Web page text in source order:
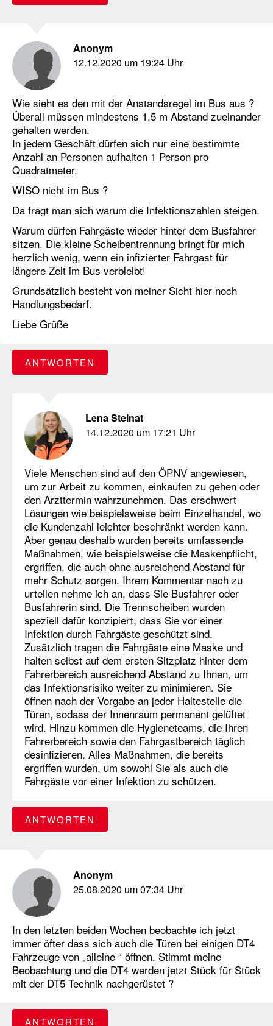
Anonym
12.12.2020 um 19:24 Uhr
Wie sieht es den mit der Anstandsregel im Bus aus ?
Überall müssen mindestens 1,5 m Abstand zueinander
gehalten werden.
In jedem Geschäft dürfen sich nur eine bestimmte
Anzahl an Personen aufhalten 1 Person pro
Quadratmeter.
WISO nicht im Bus ?
Da fragt man sich warum die Infektionszahlen steigen.
Warum dürfen Fahrgäste wieder hinter dem Busfahrer
sitzen. Die kleine Scheibentrennung bringt für mich
herzlich wenig, wenn ein infizierter Fahrgast für
längere Zeit im Bus verbleibt!
Grundsätzlich besteht von meiner Sicht hier noch
Handlungsbedarf.
Liebe Grüße
ANTWORTEN
Lena Steinat
14.12.2020 um 17:21 Uhr
Viele Menschen sind auf den ÖPNV angewiesen,
um zur Arbeit zu kommen, einkaufen zu gehen oder
den Arzttermin wahrzunehmen. Das erschwert
Lösungen wie beispielsweise beim Einzelhandel, wo
die Kundenzahl leichter beschränkt werden kann.
Aber genau deshalb wurden bereits umfassende
Maßnahmen, wie beispielsweise die Maskenpflicht,
ergriffen, die auch ohne ausreichend Abstand für
mehr Schutz sorgen. Ihrem Kommentar nach zu
urteilen nehme ich an, dass Sie Busfahrer oder
Busfahrerin sind. Die Trennscheiben wurden
speziell dafür konzipiert, dass Sie vor einer
Infektion durch Fahrgäste geschützt sind.
Zusätzlich tragen die Fahrgäste eine Maske und
halten selbst auf dem ersten Sitzplatz hinter dem
Fahrerbereich ausreichend Abstand zu Ihnen, um
das Infektionsrisiko weiter zu minimieren. Sie
öffnen nach der Vorgabe an jeder Haltestelle die
Türen, sodass der Innenraum permanent gelüftet
wird. Hinzu kommen die Hygieneteams, die Ihren
Fahrerbereich sowie den Fahrgastbereich täglich
desinfizieren. Alles Maßnahmen, die bereits
ergriffen wurden, um sowohl Sie als auch die
Fahrgäste vor einer Infektion zu schützen.
ANTWORTEN
Anonym
25.08.2020 um 07:34 Uhr
In den letzten beiden Wochen beobachte ich jetzt
immer öfter dass sich auch die Türen bei einigen DT4
Fahrzeuge von „alleine “ öffnen. Stimmt meine
Beobachtung und die DT4 werden jetzt Stück für Stück
mit der DT5 Technik nachgerüstet ?
ANTWORTEN